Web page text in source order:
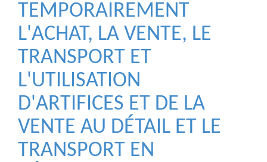
TEMPORAIREMENT
L'ACHAT, LA VENTE, LE
TRANSPORT ET
L'UTILISATION
D'ARTIFICES ET DE LA
VENTE AU DÉTAIL ET LE
TRANSPORT EN